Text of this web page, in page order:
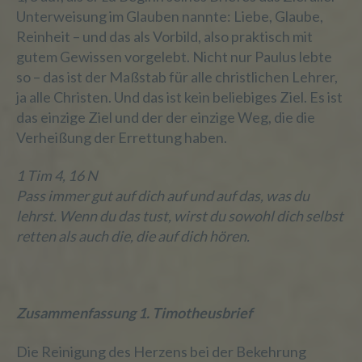
Unterweisung im Glauben nannte: Liebe, Glaube,
Reinheit – und das als Vorbild, also praktisch mit
gutem Gewissen vorgelebt. Nicht nur Paulus lebte
so – das ist der Maßstab für alle christlichen Lehrer,
ja alle Christen. Und das ist kein beliebiges Ziel. Es ist
das einzige Ziel und der der einzige Weg, die die
Verheißung der Errettung haben.
1 Tim 4, 16 N
Pass immer gut auf dich auf und auf das, was du
lehrst. Wenn du das tust, wirst du sowohl dich selbst
retten als auch die, die auf dich hören.
Zusammenfassung 1. Timotheusbrief
Die Reinigung des Herzens bei der Bekehrung
oder andere Stelle, der
personenbezogene Daten offengelegt
werden, unabhängig davon, ob es sich bei
ihr um einen Dritten handelt oder nicht.
Behörden, die im Rahmen eines
bestimmten Untersuchungsauftrags nach
dem Unionsrecht oder dem Recht der
Mitgliedstaaten möglicherweise
personenbezogene Daten erhalten, gelten
j) Dritter
Verantwortlichen, dem Auftragsverarbeiter
unmittelbaren Verantwortung des